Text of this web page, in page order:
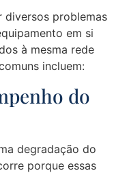
diversos problemas
em si
à mesma rede
incluem:
do
degradação do
porque essas